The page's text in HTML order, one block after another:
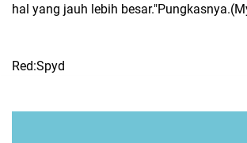
hal yang jauh lebih
Red:Spyd